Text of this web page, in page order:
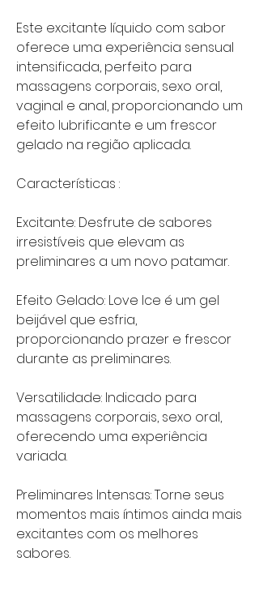
Este excitante líquido com sabor
oferece uma experiência sensual
intensificada, perfeito para
massagens corporais, sexo oral,
vaginal e anal, proporcionando um
efeito lubrificante e um frescor
gelado na região aplicada.
Características :
Excitante: Desfrute de sabores
irresistíveis que elevam as
preliminares a um novo patamar.
Efeito Gelado: Love Ice é um gel
beijável que esfria,
proporcionando prazer e frescor
durante as preliminares.
Versatilidade: Indicado para
massagens corporais, sexo oral,
oferecendo uma experiência
variada.
Preliminares Intensas: Torne seus
momentos mais íntimos ainda mais
excitantes com os melhores
sabores.